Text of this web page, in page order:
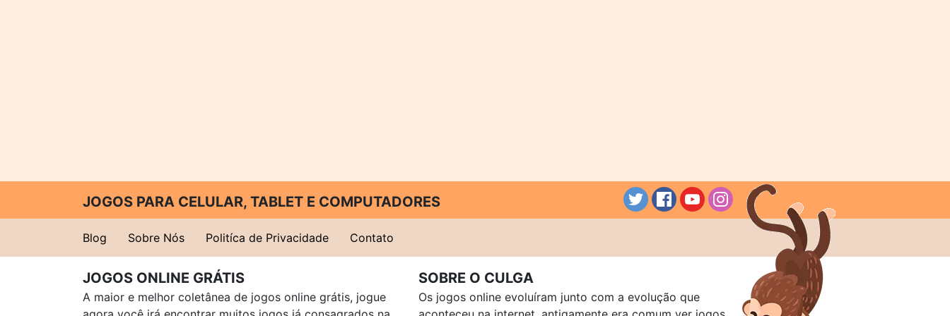
JOGOS PARA CELULAR, TABLET E COMPUTADORES
Blog Sobre Nós Politíca de Privacidade Contato
JOGOS ONLINE GRÁTIS
A maior e melhor coletânea de jogos online grátis, jogue
SOBRE O CULGA
Os jogos online evoluíram junto com a evolução que